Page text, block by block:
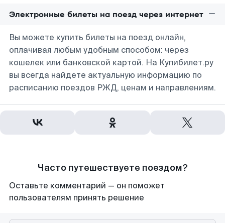
Электронные билеты на поезд через интернет
Вы можете купить билеты на поезд онлайн,
оплачивая любым удобным способом: через
кошелек или банковской картой. На Купибилет.ру
вы всегда найдете актуальную информацию по
расписанию поездов РЖД, ценам и направлениям.
Часто путешествуете поездом?
Оставьте комментарий — он поможет
пользователям принять решение